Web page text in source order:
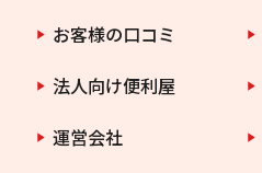
お客様の口コミ
法人向け便利屋
運営会社